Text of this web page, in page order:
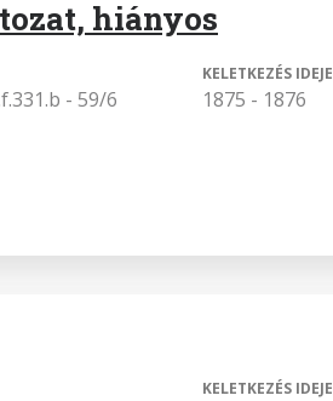
hiányos
- 59/6
KELETKEZÉS IDEJE
1875 - 1876
KELETKEZÉS IDEJE